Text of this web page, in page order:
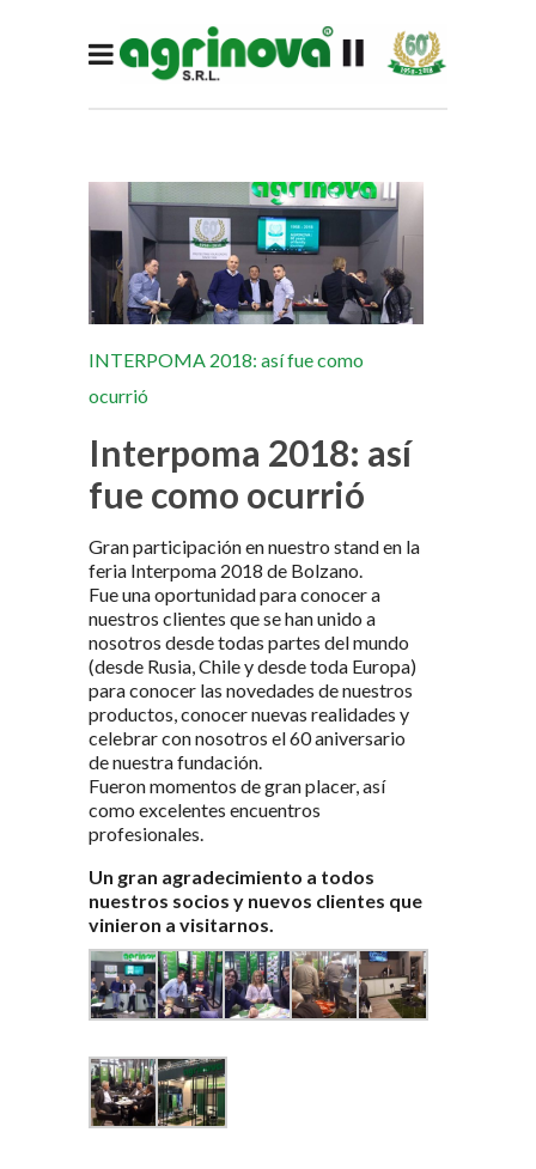
INTERPOMA 2018: así fue como
ocurrió
Interpoma 2018: así
fue como ocurrió
Gran participación en nuestro stand en la
feria Interpoma 2018 de Bolzano.
Fue una oportunidad para conocer a
nuestros clientes que se han unido a
nosotros desde todas partes del mundo
(desde Rusia, Chile y desde toda Europa)
para conocer las novedades de nuestros
productos, conocer nuevas realidades y
celebrar con nosotros el 60 aniversario
de nuestra fundación.
Fueron momentos de gran placer, así
como excelentes encuentros
profesionales.
Un gran agradecimiento a todos
nuestros socios y nuevos clientes que
vinieron a visitarnos.